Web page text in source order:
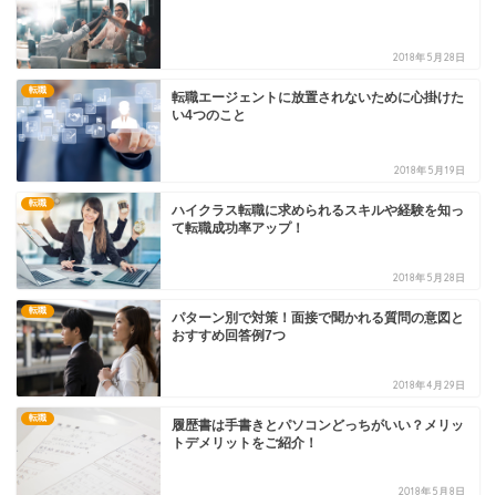
2018年5月28日
転職
転職エージェントに放置されないために心掛けた
い4つのこと
2018年5月19日
転職
ハイクラス転職に求められるスキルや経験を知っ
て転職成功率アップ！
2018年5月28日
転職
パターン別で対策！面接で聞かれる質問の意図と
おすすめ回答例7つ
2018年4月29日
転職
履歴書は手書きとパソコンどっちがいい？メリッ
トデメリットをご紹介！
2018年5月8日